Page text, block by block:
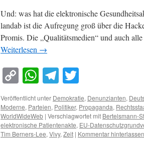
Und: was hat die elektronische
landab ist die Aufregung groß über die
Promis. Die „Qualitätsmedien“ und auch
Weiterlesen →
Copy
Link
WhatsApp
Telegram
Veröffentlicht unter Demokratie, Denunzianten,
Moderne, Parteien, Politiker, Propaganda,
WorldWideWeb | Verschlagwortet mit Bertelsmann-
elektronische Patientenakte, EU-
Tim Berners-Lee,Vivy,Zeit | Kommentar hinterlassen